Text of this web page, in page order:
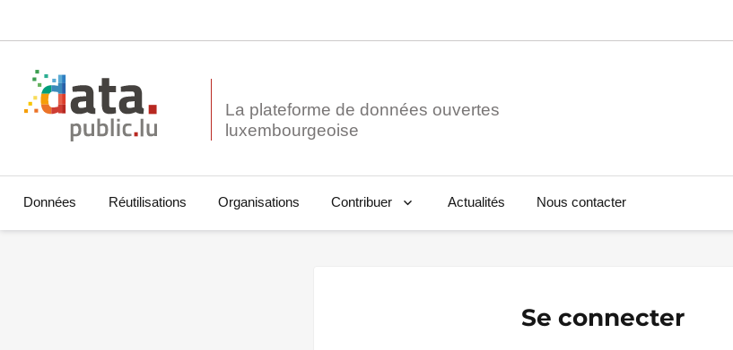
La plateforme de données ouvertes
Données Réutilisations Organisations Contribuer Actualités Nous contacter
Se connecter